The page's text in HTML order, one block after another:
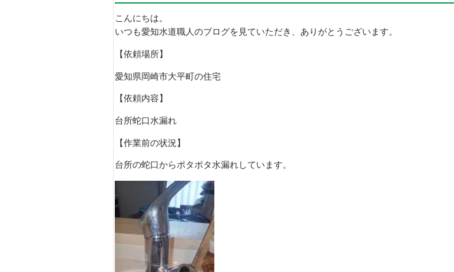
こんにちは。
いつも愛知水道職人のブログを見ていただき、ありがとうございます。
【依頼場所】
愛知県岡崎市大平町の住宅
【依頼内容】
台所蛇口水漏れ
【作業前の状況】
台所の蛇口からポタポタ水漏れしています。